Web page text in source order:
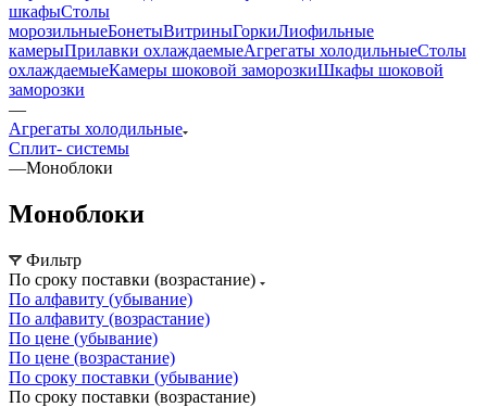
шкафыСтолы
морозильныеБонетыВитриныГоркиЛиофильные
камерыПрилавки охлаждаемыеАгрегаты холодильныеСтолы
охлаждаемыеКамеры шоковой заморозкиШкафы шоковой
заморозки
—
Агрегаты холодильные
Сплит- системы
—Моноблоки
Моноблоки
Фильтр
По сроку поставки (возрастание)
По алфавиту (убывание)
По алфавиту (возрастание)
По цене (убывание)
По цене (возрастание)
По сроку поставки (убывание)
По сроку поставки (возрастание)